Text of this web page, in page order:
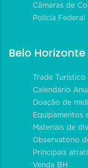
Câmaras de
Polícia Federal
Belo
Trade Turístico
Calendário
Doação de
Equipamentos
Materiais de
Observatório
Principais
Venda BH